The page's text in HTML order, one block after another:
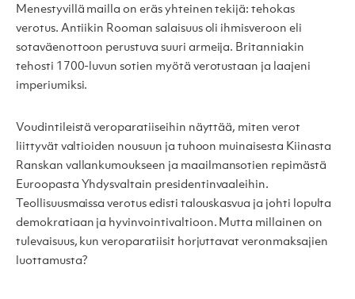
Menestyvillä mailla on eräs yhteinen tekijä: tehokas
verotus. Antiikin Rooman salaisuus oli ihmisveroon eli
sotaväenottoon perustuva suuri armeija. Britanniakin
tehosti 1700-luvun sotien myötä verotustaan ja laajeni
imperiumiksi.
Voudintileistä veroparatiiseihin näyttää, miten verot
liittyvät valtioiden nousuun ja tuhoon muinaisesta Kiinasta
Ranskan vallankumoukseen ja maailmansotien repimästä
Euroopasta Yhdysvaltain presidentinvaaleihin.
Teollisuusmaissa verotus edisti talouskasvua ja johti lopulta
demokratiaan ja hyvinvointivaltioon. Mutta millainen on
tulevaisuus, kun veroparatiisit horjuttavat veronmaksajien
luottamusta?